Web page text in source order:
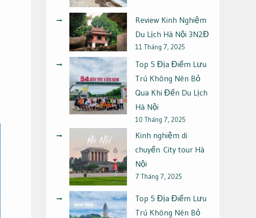
Review Kinh Nghiệm
Du Lịch Hà Nội 3N2Đ
11 Tháng 7, 2025
Top 5 Địa Điểm Lưu
Trú Không Nên Bỏ
Qua Khi Đến Du Lịch
Hà Nội
10 Tháng 7, 2025
Kinh nghiệm di
chuyển City tour Hà
Nội
7 Tháng 7, 2025
Top 5 Địa Điểm Lưu
Trú Không Nên Bỏ